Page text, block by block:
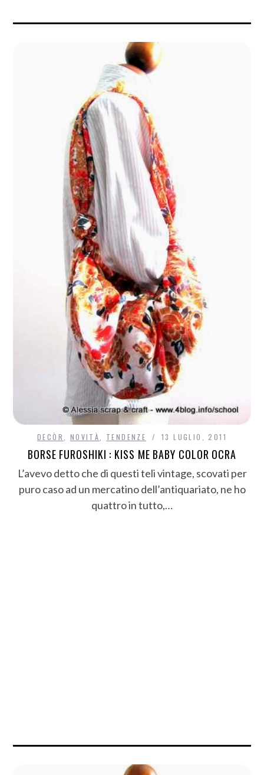
DECÒR NOVITÀ TENDENZE 13 LUGLIO, 2011
BORSE FUROSHIKI : KISS ME BABY COLOR OCRA
L’avevo detto che di questi teli vintage, scovati per
puro caso ad un mercatino dell’antiquariato, ne ho
quattro in tutto,…